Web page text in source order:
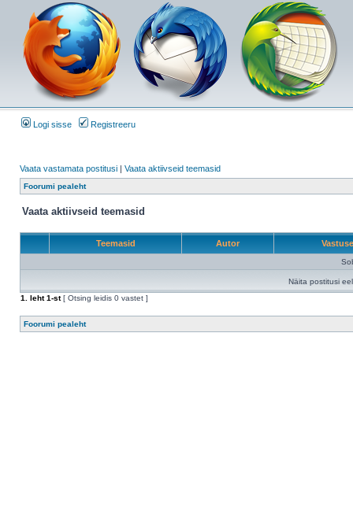
Logi sisse Registreeru
Vaata vastamata postitusi | Vaata aktiivseid teemasid
Foorumi pealeht
Vaata aktiivseid teemasid
Teemasid Autor
Näita postitusi
1
. leht1-st[ Otsing leidis 0 vastet ]
Foorumi pealeht